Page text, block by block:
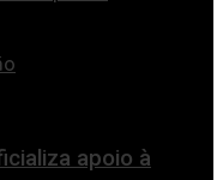
apoio à